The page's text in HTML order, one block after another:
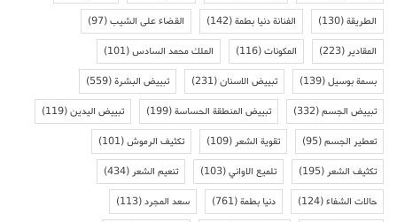
الطريقة(130) الفنانة دنيا بطمة(142) القضاء على الشيب(97)
المقادير(223) المكونات(116) الملك محمد السادس(101)
بسمة بوسيل(139) تبييض الاسنان(231) تبييض البشرة(559)
تبييض الجسم(332) تبييض المنطقة الحساسة(199) تبييض اليدين(119)
تعطير الجسم(95) تقوية الشعر(109) تكثيف الرموش(101)
تكثيف الشعر(195) تلميع الاواني(103) تنعيم الشعر(434)
حالات الشفاء(124) دنيا بطمة(761) سعد المجرد(113)